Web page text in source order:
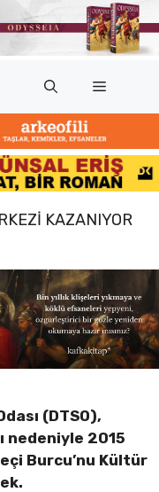
Menü
KAZANIYOR
(DTSO),
nedeniyle 2015
Burcu’nu Kültür